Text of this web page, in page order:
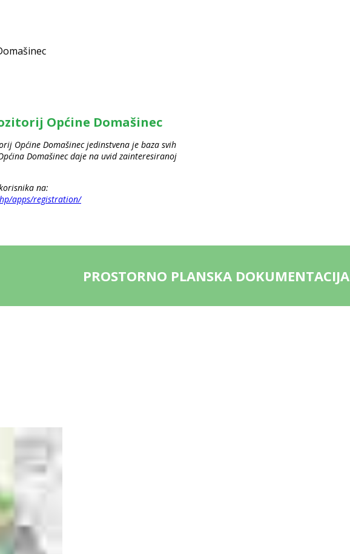
Općine Domašinec
Općine Domašinec jedinstvena je baza svih
Domašinec daje na uvid zainteresiranoj
na:
apps/registration/
PROSTORNO PLANSKA DOKUMENTACIJA